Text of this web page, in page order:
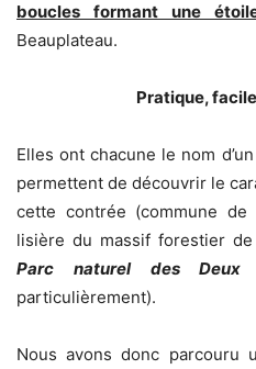
boucles formant une
Beauplateau.
Pratique,
Elles ont chacune le nom
permettent de découvrir le
cette contrée (commune
lisière du massif forestier
Parc naturel des Deux
particulièrement).
Nous avons donc parcouru